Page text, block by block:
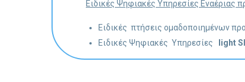
Ειδικές Ψηφιακές Υπηρεσίες Εναέριας
Ειδικές πτήσεις ομαδοποιημένων
Ειδικές Ψηφιακές Υπηρεσίες
light